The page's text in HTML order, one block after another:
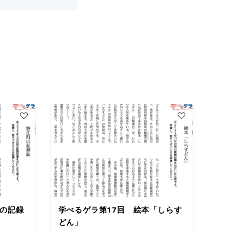
記録
学べるゲラ第17回 絵本「しらす
どん」